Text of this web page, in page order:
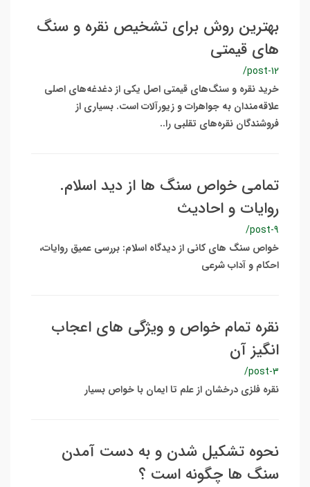
بهترین روش برای تشخیص نقره و سنگ
های قیمتی
/post-12
خرید نقره و سنگ‌های قیمتی اصل یکی از دغدغه‌های اصلی
علاقه‌مندان به جواهرات و زیورآلات است. بسیاری از
فروشندگان نقره‌های تقلبی را..
تمامی خواص سنگ ها از دید اسلام.
روایات و احادیث
/post-9
خواص سنگ های کانی از دیدگاه اسلام: بررسی عمیق روایات،
احکام و آداب شرعی
نقره تمام خواص و ویژگی های اعجاب
انگیز آن
/post-3
نقره فلزی درخشان از علم تا ایمان با خواص بسیار
نحوه تشکیل شدن و به دست آمدن
سنگ ها چگونه است ؟